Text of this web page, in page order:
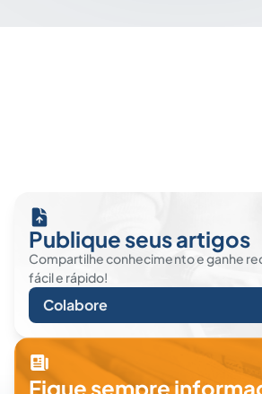
Publique seus artigos
Compartilhe conhecimento e ganhe
fácil e rápido!
Colabore
Fique sempre